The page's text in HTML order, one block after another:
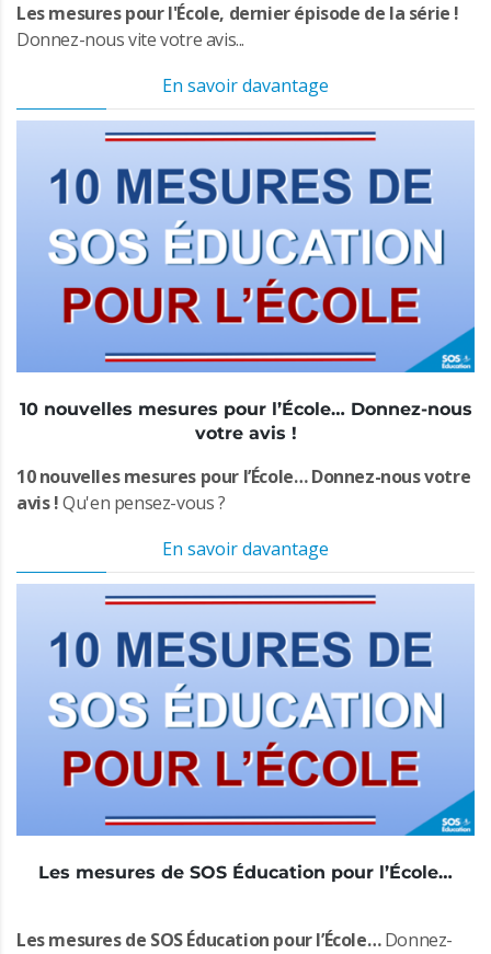
Les mesures pour l'École, dernier épisode de la série !
Donnez-nous vite votre avis...
En savoir davantage
10 nouvelles mesures pour l’École… Donnez-nous
votre avis !
10 nouvelles mesures pour l’École… Donnez-nous votre
avis !Qu'en pensez-vous ?
En savoir davantage
Les mesures de SOS Éducation pour l’École…
Les mesures de SOS Éducation pour l’École…Donnez-